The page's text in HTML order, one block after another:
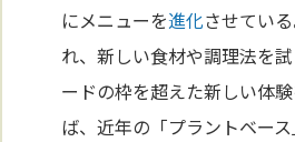
にメニューを進化させてい
れ、新しい食材や調理法を
ードの枠を超えた新しい体
ば、近年の「プラントベー